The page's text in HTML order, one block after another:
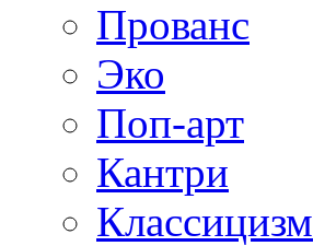
Прованс
Эко
Поп-арт
Кантри
Классицизм